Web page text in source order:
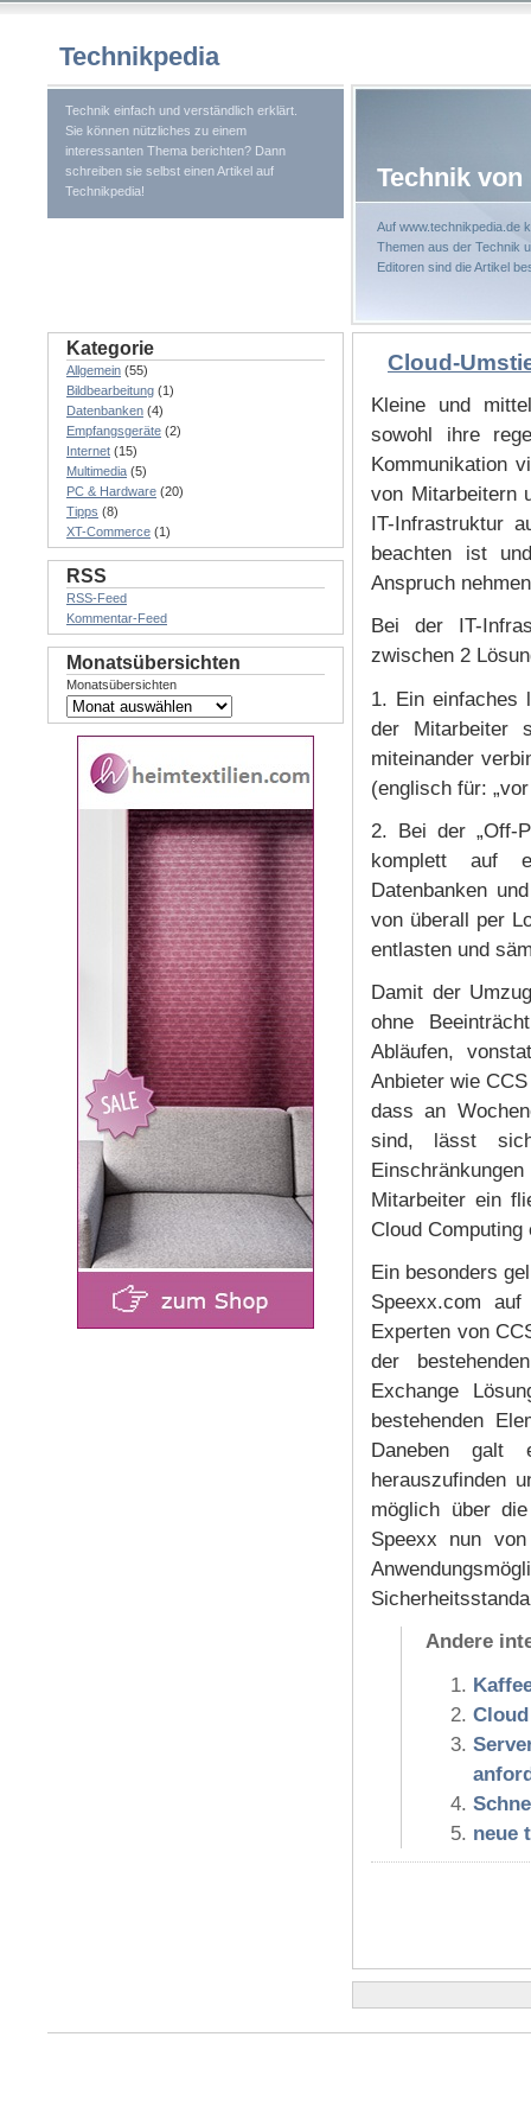
Technikpedia
Technik einfach und verständlich erklärt.
Sie können nützliches zu einem
interessanten Thema berichten? Dann
schreiben sie selbst einen Artikel auf
Technikpedia!
Technik
Auf www.technikpedia.de
Themen aus der Technik
Editoren sind die Artikel
Cloud-
Kleine und
sowohl ihre
Kommunikation
von Mitarbeitern
IT-Infrastruktur
beachten ist
Anspruch
Bei der IT-
zwischen 2
1. Ein einfaches
der Mitarbeiter
miteinander
(englisch für:
2. Bei der „Off-
komplett auf
Datenbanken
von überall per
entlasten und
Damit der
ohne
Abläufen,
Anbieter wie
dass an
sind, lässt
Mitarbeiter ein
Cloud
Ein besonders
Speexx.com
Experten von
der
Exchange
bestehenden
Daneben galt
herauszufinden
möglich über
Speexx nun
Andere
neue
Kategorie
Allgemein (55)
Bildbearbeitung (1)
Datenbanken (4)
Empfangsgeräte (2)
Internet (15)
Multimedia (5)
PC & Hardware (20)
Tipps (8)
XT-Commerce (1)
RSS
RSS-Feed
Kommentar-Feed
Monatsübersichten
Monatsübersichten